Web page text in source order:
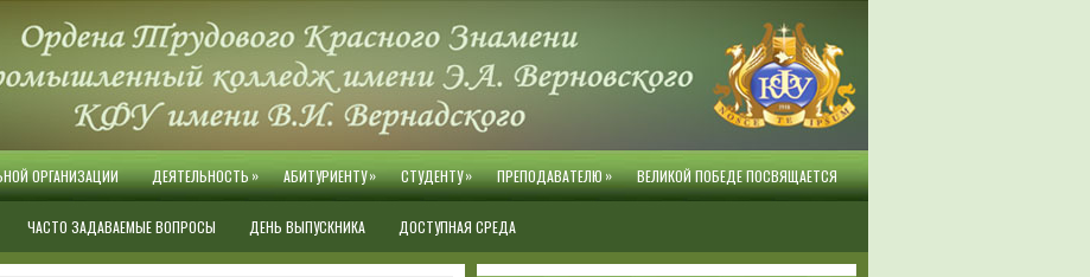
ОРГАНИЗАЦИИ ДЕЯТЕЛЬНОСТЬ» АБИТУРИЕНТУ» СТУДЕНТУ» ПРЕПОДАВАТЕЛЮ» ВЕЛИКОЙ ПОБЕДЕ ПОСВЯЩАЕТСЯ
ЧАСТО ЗАДАВАЕМЫЕ ВОПРОСЫ ДЕНЬ ВЫПУСКНИКА ДОСТУПНАЯ СРЕДА